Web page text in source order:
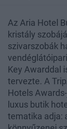
Az Aria Hotel
kristály
szivarszobák
Key Awarddal
tervezte. A
Hotels
luxus butik
tematika adja: